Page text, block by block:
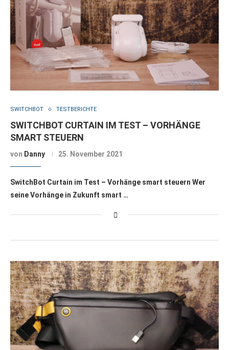
SWITCHBOT TESTBERICHTE
SWITCHBOT CURTAIN IM TEST – VORHÄNGE
SMART STEUERN
von Danny 25. November 2021
SwitchBot Curtain im Test – Vorhänge smart steuern Wer
seine Vorhänge in Zukunft smart …